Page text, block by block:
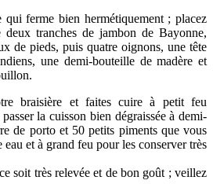
qui ferme bien hermétiquement ; placez
tranches de jambon de Bayonne,
de pieds, puis quatre oignons, une tête
une demi-bouteille de madère et
braisière et faites cuire à petit feu
la cuisson bien dégraissée à demi-
de porto et 50 petits piments que vous
et à grand feu pour les conserver très
soit très relevée et de bon goût ; veillez